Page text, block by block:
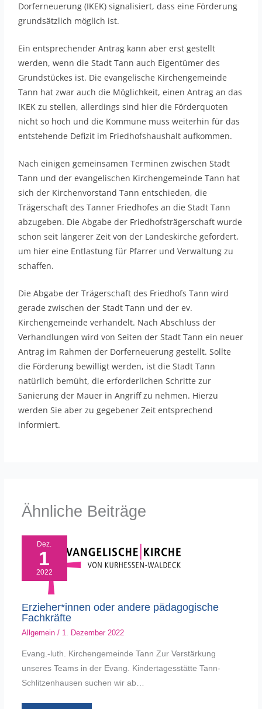
Dorferneuerung (IKEK) signalisiert, dass eine Förderung
grundsätzlich möglich ist.
Ein entsprechender Antrag kann aber erst gestellt
werden, wenn die Stadt Tann auch Eigentümer des
Grundstückes ist. Die evangelische Kirchengemeinde
Tann hat zwar auch die Möglichkeit, einen Antrag an das
IKEK zu stellen, allerdings sind hier die Förderquoten
nicht so hoch und die Kommune muss weiterhin für das
entstehende Defizit im Friedhofshaushalt aufkommen.
Nach einigen gemeinsamen Terminen zwischen Stadt
Tann und der evangelischen Kirchengemeinde Tann hat
sich der Kirchenvorstand Tann entschieden, die
Trägerschaft des Tanner Friedhofes an die Stadt Tann
abzugeben. Die Abgabe der Friedhofsträgerschaft wurde
schon seit längerer Zeit von der Landeskirche gefordert,
um hier eine Entlastung für Pfarrer und Verwaltung zu
schaffen.
Die Abgabe der Trägerschaft des Friedhofs Tann wird
gerade zwischen der Stadt Tann und der ev.
Kirchengemeinde verhandelt. Nach Abschluss der
Verhandlungen wird von Seiten der Stadt Tann ein neuer
Antrag im Rahmen der Dorferneuerung gestellt. Sollte
die Förderung bewilligt werden, ist die Stadt Tann
natürlich bemüht, die erforderlichen Schritte zur
Sanierung der Mauer in Angriff zu nehmen. Hierzu
werden Sie aber zu gegebener Zeit entsprechend
informiert.
Ähnliche Beiträge
Dez.
1
2022
Erzieher*innen oder andere pädagogische
Fachkräfte
Allgemein/ 1. Dezember 2022
Evang.-luth. Kirchengemeinde Tann Zur Verstärkung
unseres Teams in der Evang. Kindertagesstätte Tann-
Schlitzenhausen suchen wir ab…